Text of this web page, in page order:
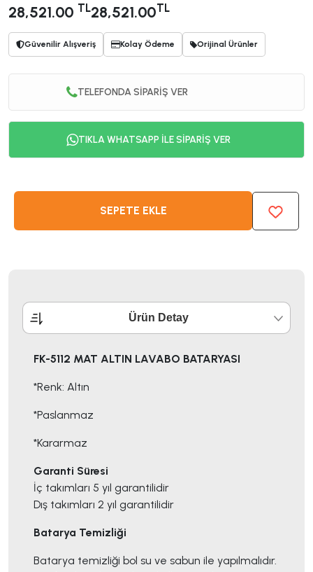
28,521.00 TL28,521.00TL
Güvenilir Alışveriş Kolay Ödeme Orijinal Ürünler
TELEFONDA SİPARİŞ VER
TIKLA WHATSAPP İLE SİPARİŞ VER
SEPETE EKLE
Ürün Detay
FK-5112 MAT ALTIN LAVABO BATARYASI
*Renk: Altın
*Paslanmaz
*Kararmaz
Garanti Süresi
İç takımları 5 yıl garantilidir
Dış takımları 2 yıl garantilidir
Batarya Temizliği
Batarya temizliği bol su ve sabun ile yapılmalıdır.